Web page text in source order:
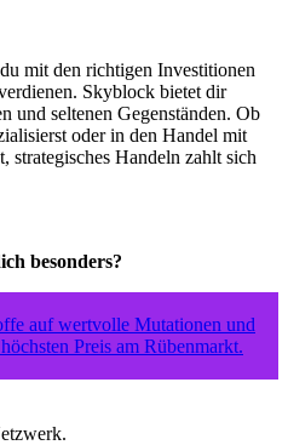
mit den richtigen Investitionen
Skyblock bietet dir
und seltenen Gegenständen. Ob
oder in den Handel mit
strategisches Handeln zahlt sich
besonders?
auf wertvolle Mutationen und
Preis am Rübenmarkt.